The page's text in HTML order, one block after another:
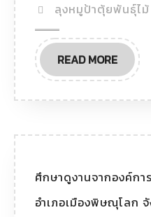
ลุงหมูป้าตุ้ยพันธุ์ไม้
READ MORE
ศึกษาดูงานจากองค์ก
อำเภอเมืองพิษณุโลก